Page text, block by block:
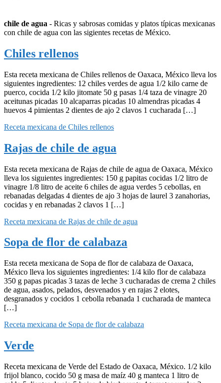
chile de agua - Ricas y sabrosas comidas y platos típicas mexicanas
con chile de agua con las sigientes recetas de México.
Chiles rellenos
Esta receta mexicana de Chiles rellenos de Oaxaca, México lleva los
siguientes ingredientes: 12 chiles verdes de agua 1/2 kilo carne de
puerco, cocida 1/2 kilo jitomate 50 g pasas 1/4 taza de vinagre 20
aceitunas picadas 10 alcaparras picadas 10 almendras picadas 4
huevos 4 pimientas 2 dientes de ajo 2 clavos 1 cucharada […]
Receta mexicana de Chiles rellenos
Rajas de chile de agua
Esta receta mexicana de Rajas de chile de agua de Oaxaca, México
lleva los siguientes ingredientes: 150 g papitas cocidas 1/2 litro de
vinagre 1/8 litro de aceite 6 chiles de agua verdes 5 cebollas, en
rebanadas delgadas 4 dientes de ajo 3 hojas de laurel 3 zanahorias,
cocidas y en rebanadas 2 clavos 1 […]
Receta mexicana de Rajas de chile de agua
Sopa de flor de calabaza
Esta receta mexicana de Sopa de flor de calabaza de Oaxaca,
México lleva los siguientes ingredientes: 1/4 kilo flor de calabaza
350 g papas picadas 3 tazas de leche 3 cucharadas de crema 2 chiles
de agua, asados, pelados, desvenados y en rajas 2 elotes,
desgranados y cocidos 1 cebolla rebanada 1 cucharada de manteca
[…]
Receta mexicana de Sopa de flor de calabaza
Verde
Receta mexicana de Verde del Estado de Oaxaca, México. 1/2 kilo
frijol blanco, cocido 50 g masa de maíz 40 g manteca 1 litro de